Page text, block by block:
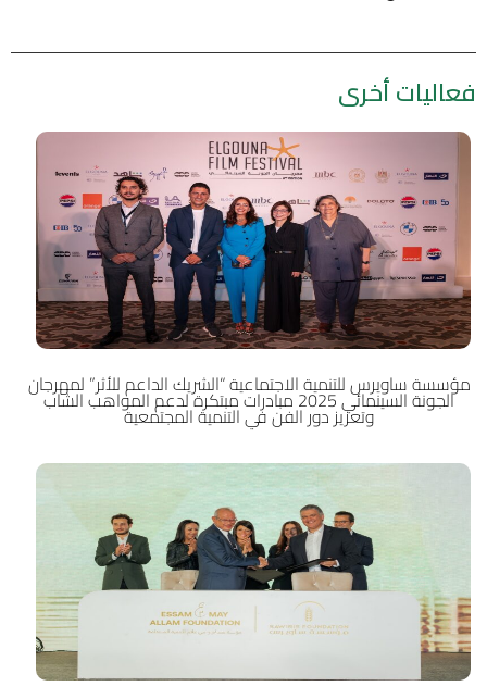
فعاليات أخرى
مؤسسة ساويرس للتنمية الاجتماعية “الشريك الداعم للأثر” لمهرجان
الجونة السينمائي 2025 مبادرات مبتكرة لدعم المواهب الشاب
وتعزيز دور الفن في التنمية المجتمعية